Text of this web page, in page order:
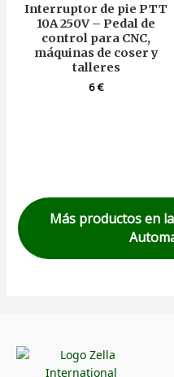
Interruptor de pie PTT
10A 250V – Pedal de
control para CNC,
máquinas de coser y
talleres
6€
Más productos en